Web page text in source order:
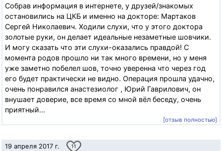
Собрав информация в интернете, у друзей/знакомых
остановились на ЦКБ и именно на докторе: Мартаков
Сергей Николаевич. Ходили слухи, что у этого доктора
золотые руки, он делает идеальные незаметные шовчики.
И могу сказать что эти слухи-оказались правдой! С
момента родов прошло ни так много времени, но у меня
уже заметно побелел шов, точно уверенна что через год
его будет практически не видно. Операция прошла удачно,
очень понравился анастезиолог , Юрий Гаврилович, он
внушает доверие, все время со мной вёл беседу, очень
приятный...
[отзыв полностью]
19 апреля 2017 г. 11